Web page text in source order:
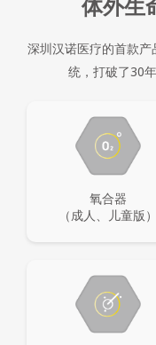
体外生
深圳汉诺医疗的首款
统，打破了30
氧合器
（成人、儿童版）